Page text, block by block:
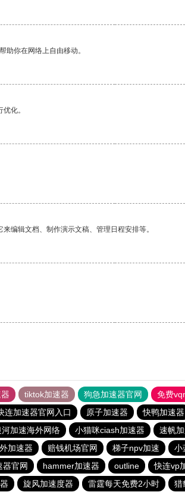
助你在网络上自由移动。
化。
编辑文档、制作演示文稿、管理日程安排等。
tiktok加速器 狗急加速器官网 免费
连加速器官网入口 原子加速器 快鸭加速器
河加速海外网络 小猫咪ciash加速器 速帆
加速器 赔钱机场官网 梯子npv加速 小
器官网 hammer加速器 outline 快连vp
旋风加速度器 雷霆每天免费2小时 猎